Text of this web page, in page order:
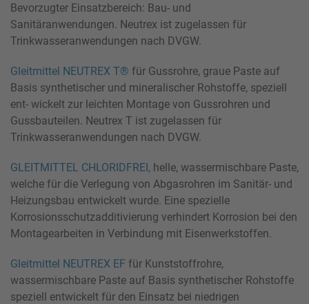
Bevorzugter Einsatzbereich: Bau- und
Sanitäranwendungen. Neutrex ist zugelassen für
Trinkwasseranwendungen nach DVGW.
Gleitmittel NEUTREX T® für Gussrohre, graue Paste auf
Basis synthetischer und mineralischer Rohstoffe, speziell
ent- wickelt zur leichten Montage von Gussrohren und
Gussbauteilen. Neutrex T ist zugelassen für
Trinkwasseranwendungen nach DVGW.
GLEITMITTEL CHLORIDFREI, helle, wassermischbare Paste,
welche für die Verlegung von Abgasrohren im Sanitär- und
Heizungsbau entwickelt wurde. Eine spezielle
Korrosionsschutzadditivierung verhindert Korrosion bei den
Montagearbeiten in Verbindung mit Eisenwerkstoffen.
Gleitmittel NEUTREX EF für Kunststoffrohre,
wassermischbare Paste auf Basis synthetischer Rohstoffe
speziell entwickelt für den Einsatz bei niedrigen